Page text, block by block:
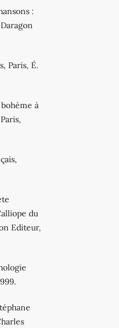
:
Paris, É.
à
du
Editeur,